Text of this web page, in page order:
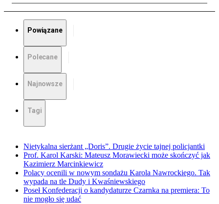
Powiązane
Polecane
Najnowsze
Tagi
Nietykalna sierżant „Doris”. Drugie życie tajnej policjantki
Prof. Karol Karski: Mateusz Morawiecki może skończyć jak
Kazimierz Marcinkiewicz
Polacy ocenili w nowym sondażu Karola Nawrockiego. Tak
wypada na tle Dudy i Kwaśniewskiego
Poseł Konfederacji o kandydaturze Czarnka na premiera: To
nie mogło się udać